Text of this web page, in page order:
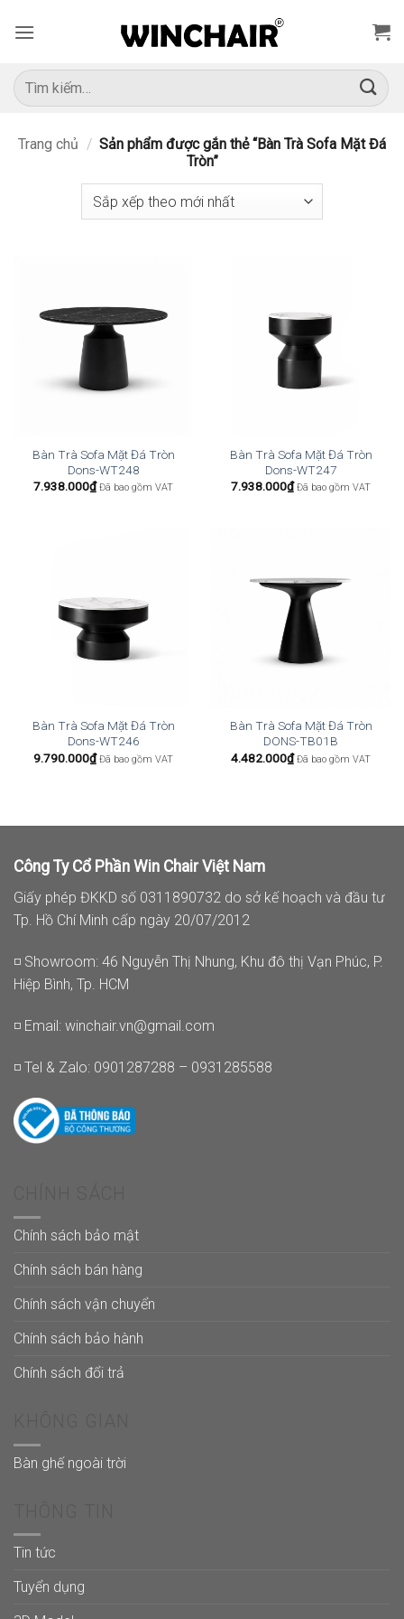
qua
dung
Tìm
kiếm:
Trang chủ / Sản phẩm được gắn thẻ “Bàn Trà Sofa Mặt Đá
Tròn”
Bàn Trà Sofa Mặt Đá Tròn
Dons-WT248
7.938.000₫ Đã bao gồm VAT
Bàn Trà Sofa Mặt Đá Tròn
Dons-WT247
7.938.000₫ Đã bao gồm VAT
Bàn Trà Sofa Mặt Đá Tròn
Dons-WT246
9.790.000₫ Đã bao gồm VAT
Bàn Trà Sofa Mặt Đá Tròn
DONS-TB01B
4.482.000₫ Đã bao gồm VAT
Công Ty Cổ Phần Win Chair Việt Nam
Giấy phép ĐKKD số 0311890732 do sở kế hoạch và đầu tư
Tp. Hồ Chí Minh cấp ngày 20/07/2012
◽ Showroom: 46 Nguyễn Thị Nhung, Khu đô thị Vạn Phúc, P.
Hiệp Bình, Tp. HCM
◽ Email: winchair.vn@gmail.com
◽ Tel & Zalo: 0901287288 – 0931285588
Chính sách bảo mật
Chính sách bán hàng
Chính sách vận chuyển
Chính sách bảo hành
Chính sách đổi trả
Bàn ghế ngoài trời
Tin tức
Tuyển dụng